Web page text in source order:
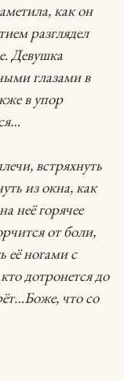
как он
разглядел
Девушка
глазами в
в упор
встряхнуть
из окна, как
неё горячее
от боли,
её ногами с
дотронется до
что со